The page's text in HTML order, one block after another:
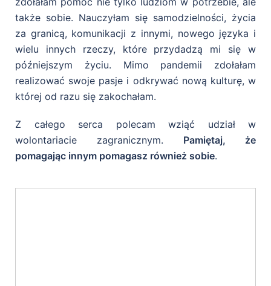
także sobie. Nauczyłam się samodzielności, życia
za granicą, komunikacji z innymi, nowego języka i
wielu innych rzeczy, które przydadzą mi się w
późniejszym życiu. Mimo pandemii zdołałam
realizować swoje pasje i odkrywać nową kulturę, w
której od razu się zakochałam.
Z całego serca polecam wziąć udział w
wolontariacie zagranicznym. Pamiętaj, że
pomagając innym pomagasz również sobie.